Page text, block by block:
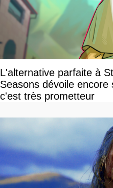
L'alternative parfaite à
Seasons dévoile
c'est très prometteur